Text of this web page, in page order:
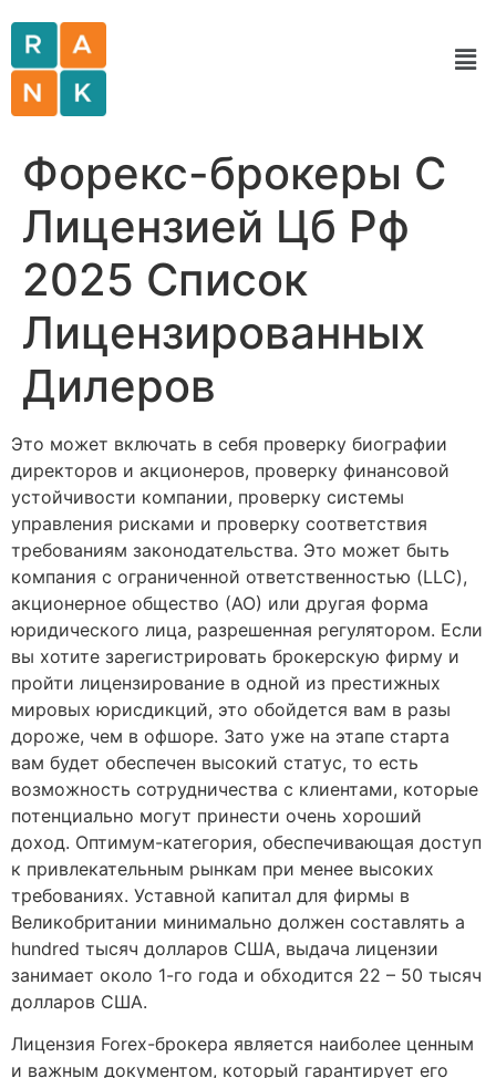
Форекс-брокеры С
Лицензией Цб Рф
2025 Список
Лицензированных
Дилеров
Это может включать в себя проверку биографии
директоров и акционеров, проверку финансовой
устойчивости компании, проверку системы
управления рисками и проверку соответствия
требованиям законодательства. Это может быть
компания с ограниченной ответственностью (LLC),
акционерное общество (АО) или другая форма
юридического лица, разрешенная регулятором. Если
вы хотите зарегистрировать брокерскую фирму и
пройти лицензирование в одной из престижных
мировых юрисдикций, это обойдется вам в разы
дороже, чем в офшоре. Зато уже на этапе старта
вам будет обеспечен высокий статус, то есть
возможность сотрудничества с клиентами, которые
потенциально могут принести очень хороший
доход. Оптимум-категория, обеспечивающая доступ
к привлекательным рынкам при менее высоких
требованиях. Уставной капитал для фирмы в
Великобритании минимально должен составлять a
hundred тысяч долларов США, выдача лицензии
занимает около 1-го года и обходится 22 – 50 тысяч
долларов США.
Лицензия Forex-брокера является наиболее ценным
и важным документом, который гарантирует его